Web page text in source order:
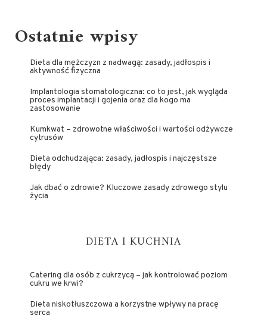
Ostatnie wpisy
Dieta dla mężczyzn z nadwagą: zasady, jadłospis i
aktywność fizyczna
Implantologia stomatologiczna: co to jest, jak wygląda
proces implantacji i gojenia oraz dla kogo ma
zastosowanie
Kumkwat – zdrowotne właściwości i wartości odżywcze
cytrusów
Dieta odchudzająca: zasady, jadłospis i najczęstsze
błędy
Jak dbać o zdrowie? Kluczowe zasady zdrowego stylu
życia
DIETA I KUCHNIA
Catering dla osób z cukrzycą – jak kontrolować poziom
cukru we krwi?
Dieta niskotłuszczowa a korzystne wpływy na pracę
serca